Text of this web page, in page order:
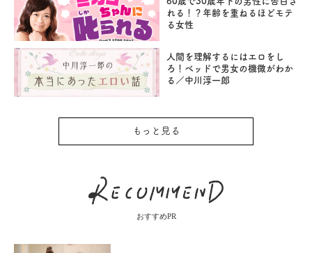
れる！？年齢を重ねるほどモテ
る女性
人間を理解するにはエロをし
ろ！ベッドで男女の機微がわか
る／中川淳一郎
もっと見る
おすすめPR